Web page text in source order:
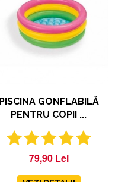
PISCINA GONFLABILĂ
PENTRU COPII ...
79,90 Lei